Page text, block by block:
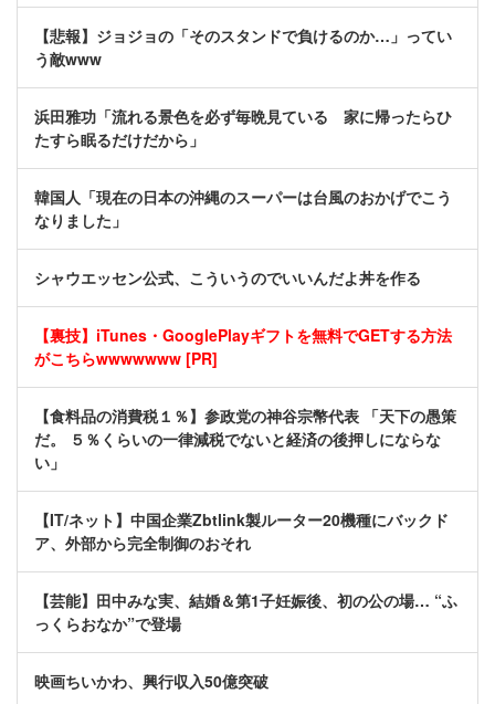
【悲報】ジョジョの「そのスタンドで負けるのか…」ってい
う敵www
浜田雅功「流れる景色を必ず毎晩見ている 家に帰ったらひ
たすら眠るだけだから」
韓国人「現在の日本の沖縄のスーパーは台風のおかげでこう
なりました」
シャウエッセン公式、こういうのでいいんだよ丼を作る
【裏技】iTunes・GooglePlayギフトを無料でGETする方法
がこちらwwwwwww [PR]
【食料品の消費税１％】参政党の神谷宗幣代表 「天下の愚策
だ。 ５％くらいの一律減税でないと経済の後押しにならな
い」
【IT/ネット】中国企業Zbtlink製ルーター20機種にバックド
ア、外部から完全制御のおそれ
【芸能】田中みな実、結婚＆第1子妊娠後、初の公の場… “ふ
っくらおなか”で登場
映画ちいかわ、興行収入50億突破